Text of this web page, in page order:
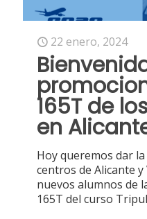
22 enero, 2024
165T de
en
Hoy queremos dar
centros de Alicante
nuevos alumnos de
165T del curso